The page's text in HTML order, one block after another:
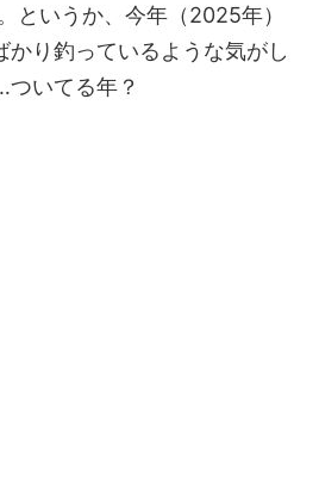
というか、今年（2025年）
り釣っているような気がし
いてる年？